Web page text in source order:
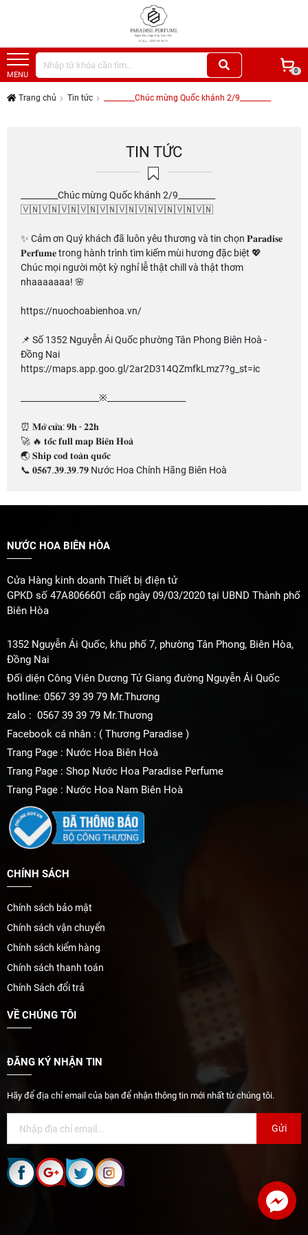
MENU 0
Trang chủ Tin tức _________Chúc mừng Quốc khánh 2/9_________
TIN TỨC
_________Chúc mừng Quốc khánh 2/9_________
🇻🇳🇻🇳🇻🇳🇻🇳🇻🇳🇻🇳🇻🇳🇻🇳🇻🇳🇻🇳
✨ Cảm ơn Quý khách đã luôn yêu thương và tin chọn 𝐏𝐚𝐫𝐚𝐝𝐢𝐬𝐞
𝐏𝐞𝐫𝐟𝐮𝐦𝐞 trong hành trình tìm kiếm mùi hương đặc biệt 💖
Chúc mọi người một kỳ nghỉ lễ thật chill và thật thơm
nhaaaaaaa! 🌸
https://nuochoabienhoa.vn/
📌 Số 1352 Nguyễn Ái Quốc phường Tân Phong Biên Hoà -
Đồng Nai
https://maps.app.goo.gl/2ar2D314QZmfkLmz7?g_st=ic
___________________※___________________
⏰ 𝐌𝐨̛̉ 𝐜𝐮̛̉𝐚: 𝟗𝐡 - 𝟐𝟐𝐡
🚀 🔥 𝐭𝐨̂́𝐜 𝐟𝐮𝐥𝐥 𝐦𝐚𝐩 𝐁𝐢𝐞̂𝐧 𝐇𝐨𝐚̀
🌏 𝐒𝐡𝐢𝐩 𝐜𝐨𝐝 𝐭𝐨𝐚̀𝐧 𝐪𝐮𝐨̂́𝐜
📞 𝟎𝟓𝟔𝟕.𝟑𝟗.𝟑𝟗.𝟕𝟗 Nước Hoa Chính Hãng Biên Hoà
NƯỚC HOA BIÊN HÒA
Cửa Hàng kinh doanh Thiết bị điện tử
GPKD số 47A8066601 cấp ngày 09/03/2020 tại UBND Thành phố
Biên Hòa
1352 Nguyễn Ái Quốc, khu phố 7, phường Tân Phong, Biên Hòa,
Đồng Nai
Đối diện Công Viên Dương Tử Giang đường Nguyễn Ái Quốc
hotline: 0567 39 39 79 Mr.Thương
zalo : 0567 39 39 79 Mr.Thương
Facebook cá nhân : ( Thương Paradise )
Trang Page : Nước Hoa Biên Hoà
Trang Page : Shop Nước Hoa Paradise Perfume
Trang Page : Nước Hoa Nam Biên Hoà
CHÍNH SÁCH
Chính sách bảo mật
Chính sách vận chuyển
Chính sách kiểm hàng
Chính sách thanh toán
Chính Sách đổi trả
VỀ CHÚNG TÔI
ĐĂNG KÝ NHẬN TIN
Hãy để địa chỉ email của bạn để nhận thông tin mới nhất từ chúng tôi.
Gửi